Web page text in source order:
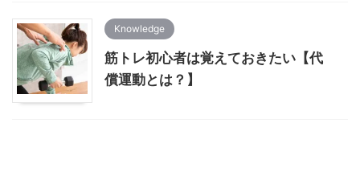
Knowledge
筋トレ初心者は覚えておきたい【代
償運動とは？】